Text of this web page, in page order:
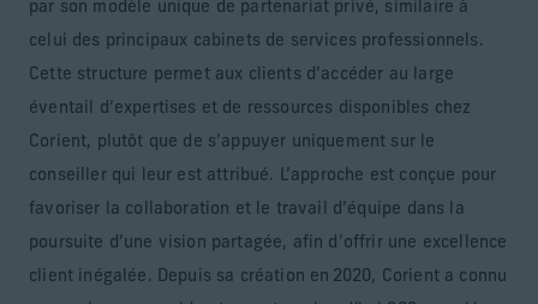
par son modèle unique de partenariat privé, similaire à
celui des principaux cabinets de services professionnels.
Cette structure permet aux clients d’accéder au large
éventail d’expertises et de ressources disponibles chez
Corient, plutôt que de s’appuyer uniquement sur le
conseiller qui leur est attribué. L’approche est conçue pour
favoriser la collaboration et le travail d’équipe dans la
poursuite d’une vision partagée, afin d’offrir une excellence
client inégalée. Depuis sa création en 2020, Corient a connu